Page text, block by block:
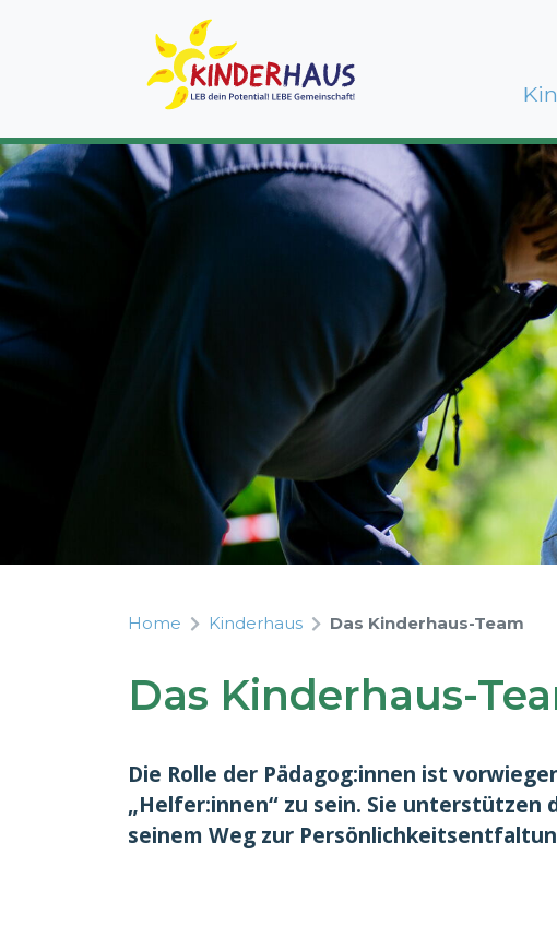
Home Kinderhaus Das Kinderhaus-Team
Das Kinderhaus-
Die Rolle der Pädagog:innen ist
„Helfer:innen“ zu sein. Sie unterstützen
seinem Weg zur